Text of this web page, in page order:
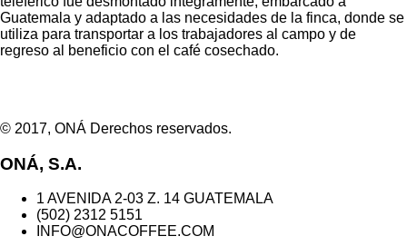
Guatemala y adaptado a las necesidades de la finca, donde se
utiliza para transportar a los trabajadores al campo y de
regreso al beneficio con el café cosechado.
© 2017, ONÁ Derechos reservados.
ONÁ, S.A.
1 AVENIDA 2-03 Z. 14 GUATEMALA
(502) 2312 5151
INFO@ONACOFFEE.COM